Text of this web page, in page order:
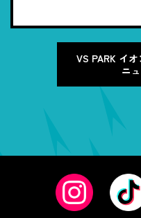
VS PARK イ
ニ